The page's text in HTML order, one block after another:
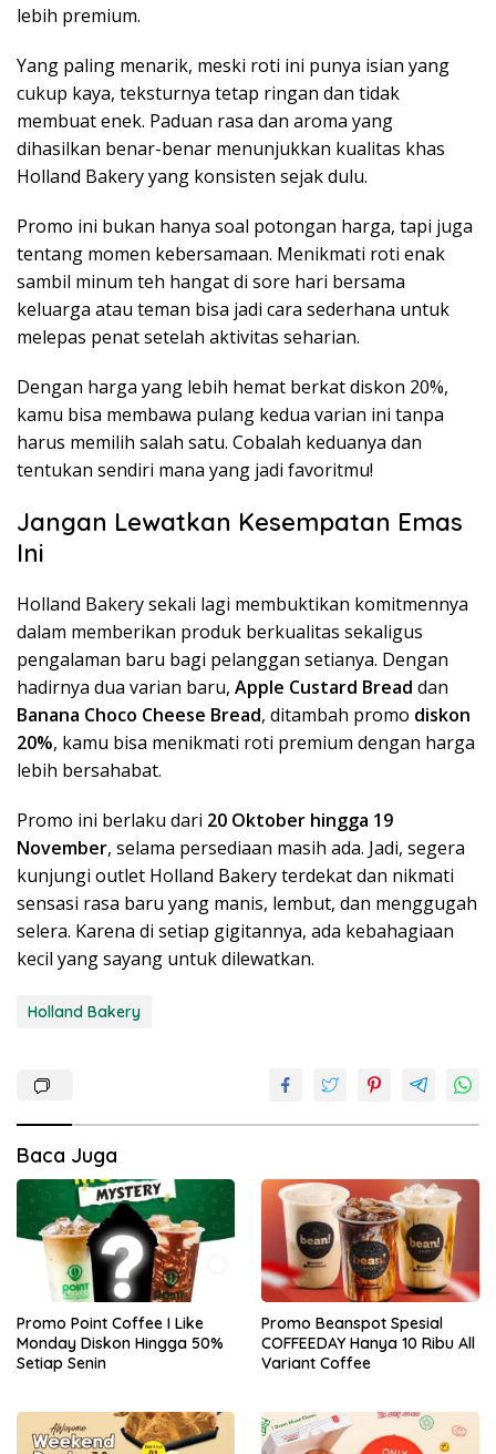
lebih premium.
Yang paling menarik, meski roti ini punya isian yang
cukup kaya, teksturnya tetap ringan dan tidak
membuat enek. Paduan rasa dan aroma yang
dihasilkan benar-benar menunjukkan kualitas khas
Holland Bakery yang konsisten sejak dulu.
Promo ini bukan hanya soal potongan harga, tapi juga
tentang momen kebersamaan. Menikmati roti enak
sambil minum teh hangat di sore hari bersama
keluarga atau teman bisa jadi cara sederhana untuk
melepas penat setelah aktivitas seharian.
Dengan harga yang lebih hemat berkat diskon 20%,
kamu bisa membawa pulang kedua varian ini tanpa
harus memilih salah satu. Cobalah keduanya dan
tentukan sendiri mana yang jadi favoritmu!
Jangan Lewatkan Kesempatan Emas
Ini
Holland Bakery sekali lagi membuktikan komitmennya
dalam memberikan produk berkualitas sekaligus
pengalaman baru bagi pelanggan setianya. Dengan
hadirnya dua varian baru, Apple Custard Bread dan
Banana Choco Cheese Bread, ditambah promo diskon
20%, kamu bisa menikmati roti premium dengan harga
lebih bersahabat.
Promo ini berlaku dari 20 Oktober hingga 19
November, selama persediaan masih ada. Jadi, segera
kunjungi outlet Holland Bakery terdekat dan nikmati
sensasi rasa baru yang manis, lembut, dan menggugah
selera. Karena di setiap gigitannya, ada kebahagiaan
kecil yang sayang untuk dilewatkan.
Holland Bakery
Baca Juga
Promo Point Coffee I Like
Monday Diskon Hingga 50%
Setiap Senin
Promo Beanspot Spesial
COFFEEDAY Hanya 10 Ribu All
Variant Coffee